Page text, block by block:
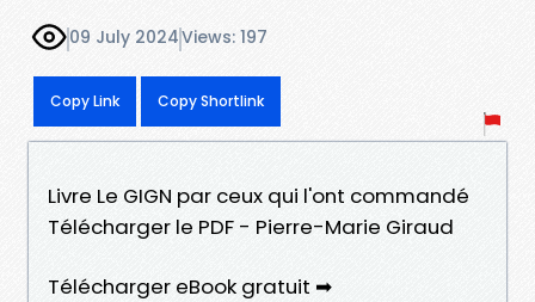
09 July 2024Views: 197
Copy Link Copy Shortlink
Livre Le GIGN par ceux qui l'ont commandé
Télécharger le PDF - Pierre-Marie Giraud
Télécharger eBook gratuit ➡